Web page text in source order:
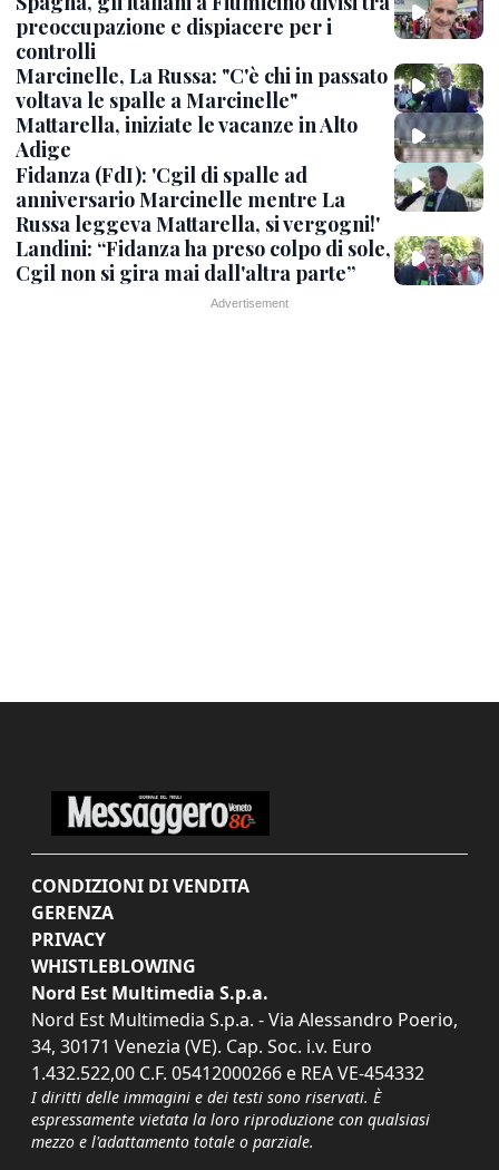
preoccupazione e dispiacere per i
controlli
Marcinelle, La Russa: "C'è chi in passato
voltava le spalle a Marcinelle"
Mattarella, iniziate le vacanze in Alto
Adige
Fidanza (FdI): 'Cgil di spalle ad
anniversario Marcinelle mentre La
Russa leggeva Mattarella, si vergogni!'
Landini: “Fidanza ha preso colpo di sole,
Cgil non si gira mai dall'altra parte”
CONDIZIONI DI VENDITA
GERENZA
PRIVACY
WHISTLEBLOWING
Nord Est Multimedia S.p.a.
Nord Est Multimedia S.p.a. - Via Alessandro Poerio,
34, 30171 Venezia (VE). Cap. Soc. i.v. Euro
1.432.522,00 C.F. 05412000266 e REA VE-454332
I diritti delle immagini e dei testi sono riservati. È
espressamente vietata la loro riproduzione con qualsiasi
mezzo e l'adattamento totale o parziale.